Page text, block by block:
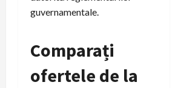
guvernamentale.
Comparați
ofertele de la